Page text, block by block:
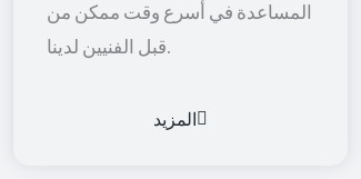
المساعدة في أسرع وقت ممكن من
قبل الفنيين لدينا.
المزيد